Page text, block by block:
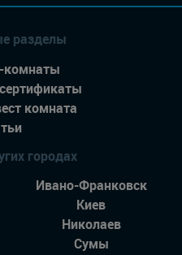
разделы
комнаты
комната
городах
Ивано-Франковск
Киев
Николаев
Сумы